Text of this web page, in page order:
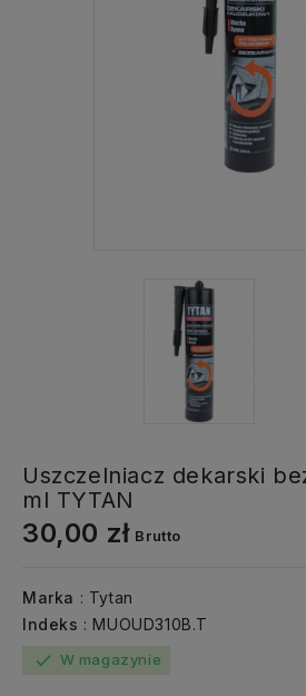
Uszczelniacz dekarski
ml TYTAN
30,00 zł Brutto
Marka : Tytan
Indeks : MUOUD310B.T
check W magazynie